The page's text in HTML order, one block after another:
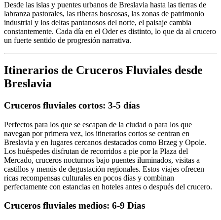
Desde las islas y puentes urbanos de Breslavia hasta las tierras de
labranza pastorales, las riberas boscosas, las zonas de patrimonio
industrial y los deltas pantanosos del norte, el paisaje cambia
constantemente. Cada día en el Oder es distinto, lo que da al crucero
un fuerte sentido de progresión narrativa.
Itinerarios de Cruceros Fluviales desde
Breslavia
Cruceros fluviales cortos: 3-5 días
Perfectos para los que se escapan de la ciudad o para los que
navegan por primera vez, los itinerarios cortos se centran en
Breslavia y en lugares cercanos destacados como Brzeg y Opole.
Los huéspedes disfrutan de recorridos a pie por la Plaza del
Mercado, cruceros nocturnos bajo puentes iluminados, visitas a
castillos y menús de degustación regionales. Estos viajes ofrecen
ricas recompensas culturales en pocos días y combinan
perfectamente con estancias en hoteles antes o después del crucero.
Cruceros fluviales medios: 6-9 Días